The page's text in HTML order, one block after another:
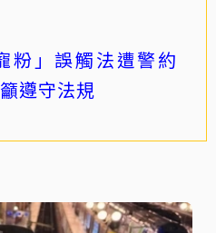
粉」誤觸法遭警約
遵守法規